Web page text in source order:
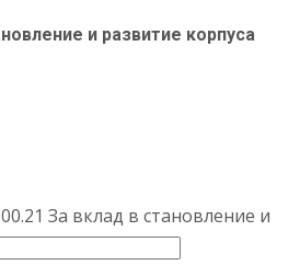
и развитие корпуса
За вклад в становление и